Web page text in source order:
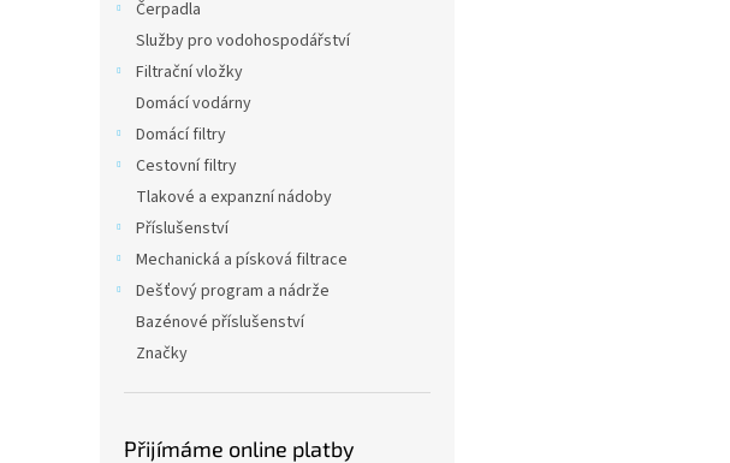
Čerpadla
Služby pro vodohospodářství
Filtrační vložky
Domácí vodárny
Domácí filtry
Cestovní filtry
Tlakové a expanzní nádoby
Příslušenství
Mechanická a písková filtrace
Dešťový program a nádrže
Bazénové příslušenství
Značky
Přijímáme online platby